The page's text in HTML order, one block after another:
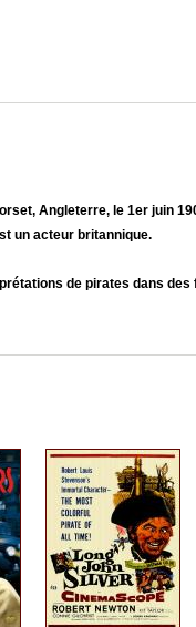
Angleterre, le 1er juin
un acteur britannique.
de pirates dans des